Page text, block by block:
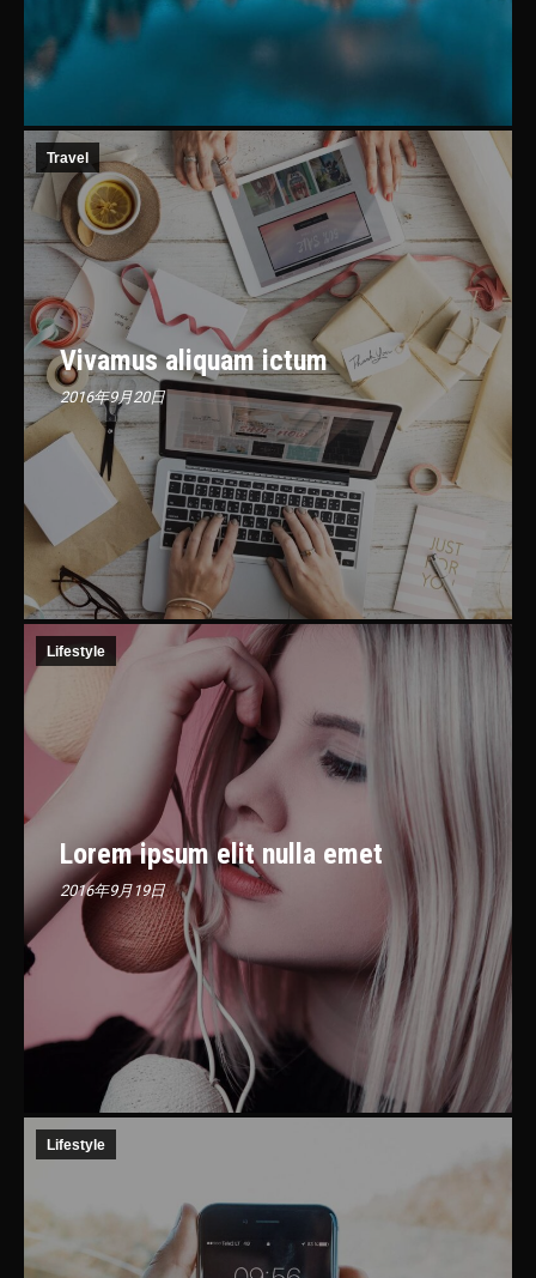
Travel
Vivamus aliquam ictum
2016年9月20日
Lifestyle
Lorem ipsum elit nulla emet
2016年9月19日
Lifestyle